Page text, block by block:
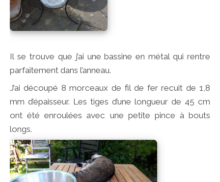
Il se trouve que j’ai une bassine en métal qui rentre
parfaitement dans l’anneau.
J’ai découpé 8 morceaux de fil de fer recuit de 1,8
mm d’épaisseur. Les tiges d’une longueur de 45 cm
ont été enroulées avec une petite pince à bouts
longs.